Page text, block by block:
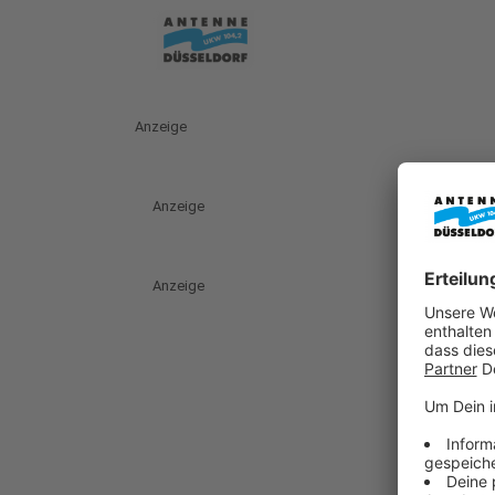
Anzeige
Anzeige
Anzeige